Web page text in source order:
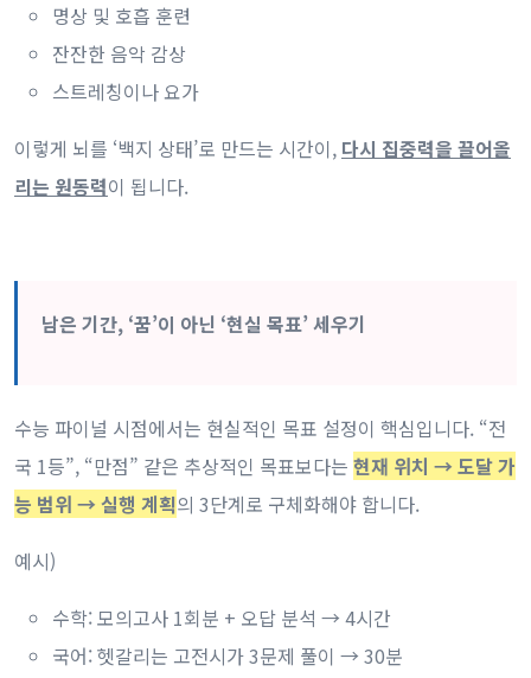
명상 및 호흡 훈련
잔잔한 음악 감상
스트레칭이나 요가
이렇게 뇌를 ‘백지 상태’로 만드는 시간이, 다시 집중력을 끌어올
리는 원동력이 됩니다.
남은 기간, ‘꿈’이 아닌 ‘현실 목표’ 세우기
수능 파이널 시점에서는 현실적인 목표 설정이 핵심입니다. “전
국 1등”, “만점” 같은 추상적인 목표보다는 현재 위치 → 도달 가
능 범위 → 실행 계획의 3단계로 구체화해야 합니다.
예시)
수학: 모의고사 1회분 + 오답 분석 → 4시간
국어: 헷갈리는 고전시가 3문제 풀이 → 30분